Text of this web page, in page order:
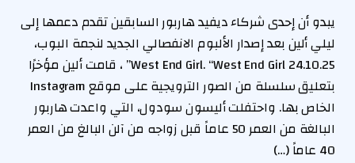
يبدو أن إحدى شركاء ديفيد هاربور السابقين تقدم دعمها إلى
ليلي ألين بعد إصدار الألبوم الانفصالي الجديد لنجمة البوب،
West End Girl. “West End Girl 24.10.25” ، قامت ألين مؤخرًا
بتعليق سلسلة من الصور الترويجية على موقع Instagram
الخاص بها. واحتفلت أليسون سودول، التي واعدت هاربور
البالغة من العمر 50 عاماً قبل زواجه من آلن البالغ من العمر
40 عاماً (…)